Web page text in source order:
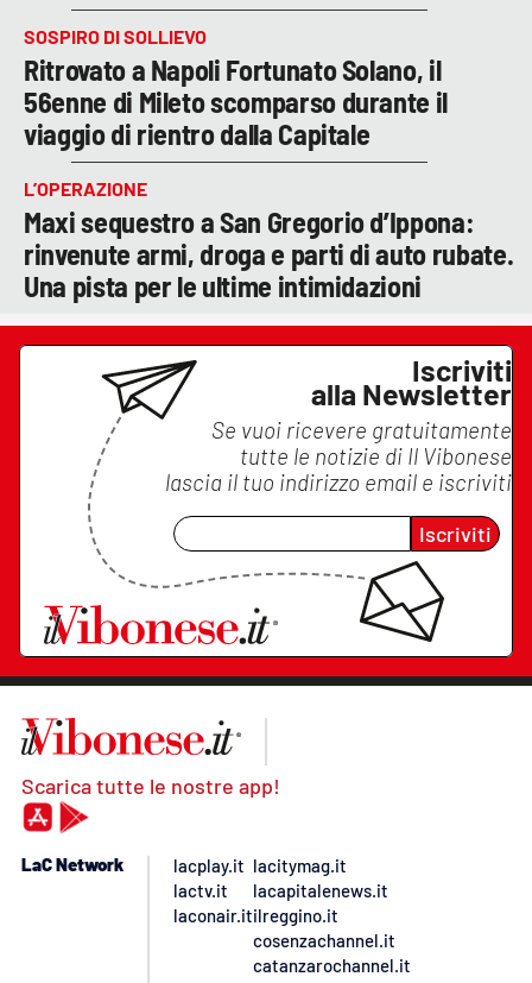
SOSPIRO DI SOLLIEVO
Ritrovato a Napoli Fortunato Solano, il
56enne di Mileto scomparso durante il
viaggio di rientro dalla Capitale
L’OPERAZIONE
Maxi sequestro a San Gregorio d’Ippona:
rinvenute armi, droga e parti di auto rubate.
Una pista per le ultime intimidazioni
Iscriviti
alla Newsletter
Se vuoi ricevere gratuitamente
tutte le notizie di Il Vibonese
lascia il tuo indirizzo email e iscriviti
Iscriviti
Scarica tutte le nostre app!
LaC Network
lacplay.it
lactv.it
laconair.it
lacitymag.it
lacapitalenews.it
ilreggino.it
cosenzachannel.it
catanzarochannel.it